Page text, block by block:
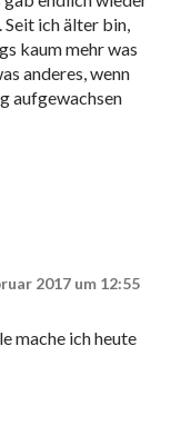
Seit ich älter bin,
kaum mehr was
anderes, wenn
aufgewachsen
2017 um 12:55
mache ich heute